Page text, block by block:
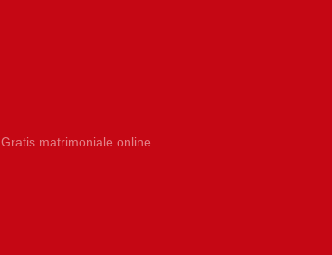
Gratis matrimoniale online